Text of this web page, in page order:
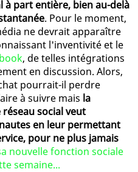
part entière, bien au-delà
. Pour le moment,
ne devrait apparaître
l'inventivité et le
, de telles intégrations
en discussion. Alors,
pourrait-il perdre
à suivre mais la
social veut
en leur permettant
pour ne plus jamais
nouvelle fonction sociale
semaine...